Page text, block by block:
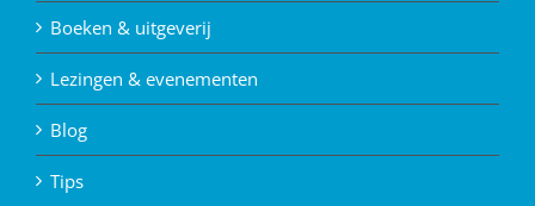
Boeken & uitgeverij
Lezingen & evenementen
Blog
Tips